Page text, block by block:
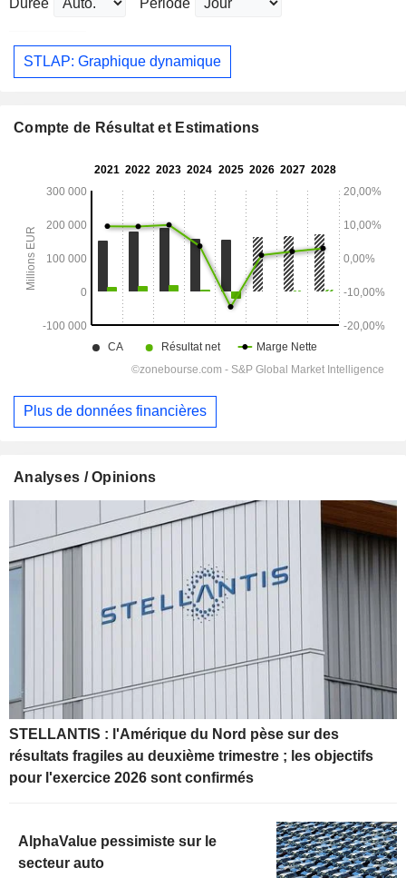
Durée Période
STLAP: Graphique dynamique
Compte de Résultat et Estimations
Plus de données financières
Analyses / Opinions
STELLANTIS : l'Amérique du Nord pèse sur des
résultats fragiles au deuxième trimestre ; les objectifs
pour l'exercice 2026 sont confirmés
AlphaValue pessimiste sur le
secteur auto